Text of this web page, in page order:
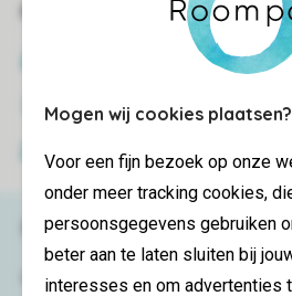
Mogen wij cookies plaatsen?
Voor een fijn bezoek op onze
onder meer tracking cookies,
persoonsgegevens gebruiken
beter aan te laten sluiten bij
interesses en om advertenties
Réservations en ligne rapides
Transmission sécurisée des
Paiement sécurisé
Besoin d’aide ?
Consultez la foire auxquestionsou